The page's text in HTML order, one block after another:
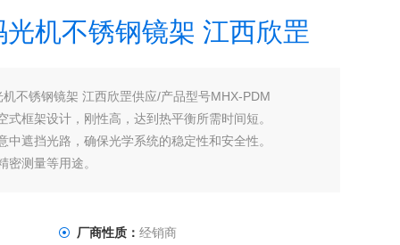
机不锈钢镜架 江西欣罡
不锈钢镜架 江西欣罡供应/产品型号MHX-PDM
框架设计，刚性高，达到热平衡所需时间短。
遮挡光路，确保光学系统的稳定性和安全性。
测量等用途。
厂商性质：经销商